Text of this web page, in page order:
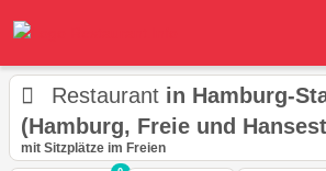
Restaurant in Hamburg-
(Hamburg, Freie und
mit Sitzplätze im Freien